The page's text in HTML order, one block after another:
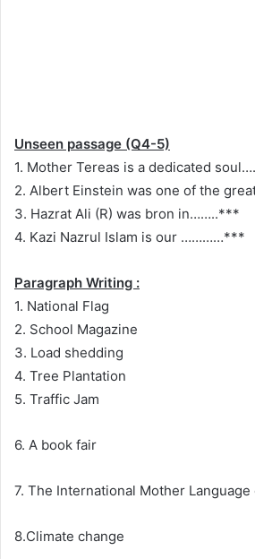
Unseen passage (Q4-5)
1. Mother Tereas is a dedicated
2. Albert Einstein was one of the
3. Hazrat Ali (R) was bron in……..***
4. Kazi Nazrul Islam is our …………***
Paragraph Writing :
1. National Flag
2. School Magazine
3. Load shedding
4. Tree Plantation
5. Traffic Jam
6. A book fair
7. The International Mother Language
8.Climate change